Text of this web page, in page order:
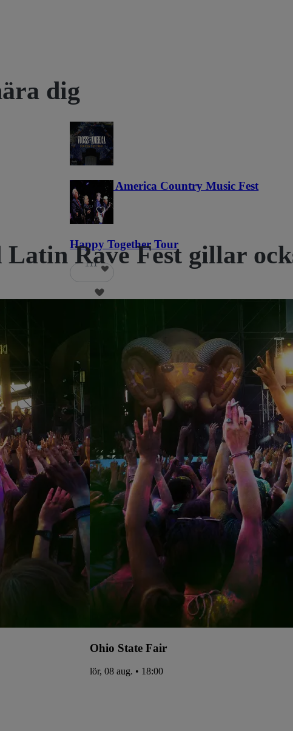
dig
Voices of America Country Music Fest
36
Happy Together Tour
111
Rave Fest gillar
Ohio State Fair
lör, 08 aug. • 18:00